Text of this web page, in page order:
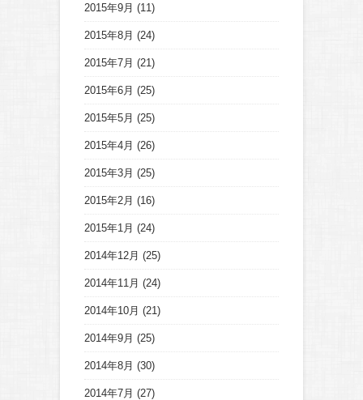
2015年9月 (11)
2015年8月 (24)
2015年7月 (21)
2015年6月 (25)
2015年5月 (25)
2015年4月 (26)
2015年3月 (25)
2015年2月 (16)
2015年1月 (24)
2014年12月 (25)
2014年11月 (24)
2014年10月 (21)
2014年9月 (25)
2014年8月 (30)
2014年7月 (27)